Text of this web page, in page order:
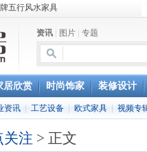
五行风水家具
网办公家具维修服务部成立
资讯 图片 专题
居欣赏 时尚饰家 装修设计
资讯 工艺设备 欧式家具 视频专
关注 > 正文